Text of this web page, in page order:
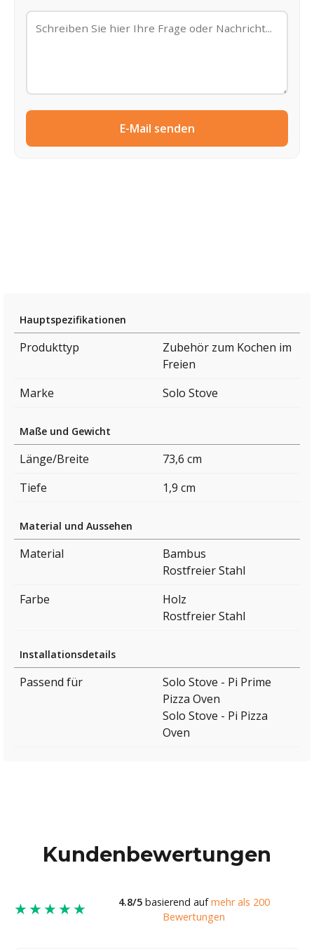
E-Mail senden
Hauptspezifikationen
Produkttyp
Zubehör zum Kochen im
Freien
Marke
Solo Stove
Maße und Gewicht
Länge/Breite
73,6 cm
Tiefe
1,9 cm
Material und Aussehen
Material
Bambus
Rostfreier Stahl
Farbe
Holz
Rostfreier Stahl
Installationsdetails
Passend für
Solo Stove - Pi Prime
Pizza Oven
Solo Stove - Pi Pizza
Oven
Kundenbewertungen
★★★★★ 4.8/5basierend aufmehr als 200
Bewertungen